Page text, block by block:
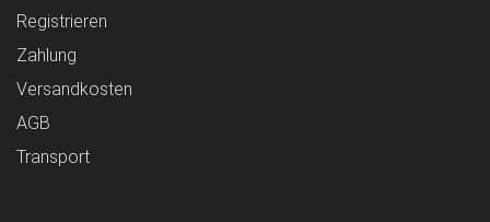
Registrieren
Zahlung
Versandkosten
AGB
Transport